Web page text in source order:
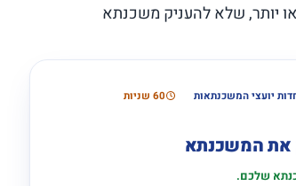
כל גוף המעניק משכנתא ל-5 שנים, 10 שנים או יותר, שלא להעניק משכנתא
יועצי המשכנתאות
60 שניות
את המשכנתא
שלכם.